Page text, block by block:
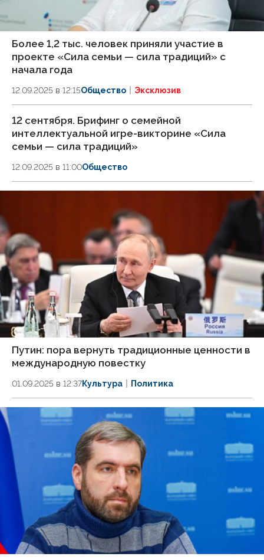
Более 1,2 тыс. человек приняли участие в
проекте «Сила семьи — сила традиций» с
начала года
12.09.2025 в 12:15Общество Эксклюзив
12 сентября. Брифинг о семейной
интеллектуальной игре-викторине «Сила
семьи — сила традиций»
12.09.2025 в 11:00Общество
Путин: пора вернуть традиционные ценности в
международную повестку
01.09.2025 в 12:37Культура Политика